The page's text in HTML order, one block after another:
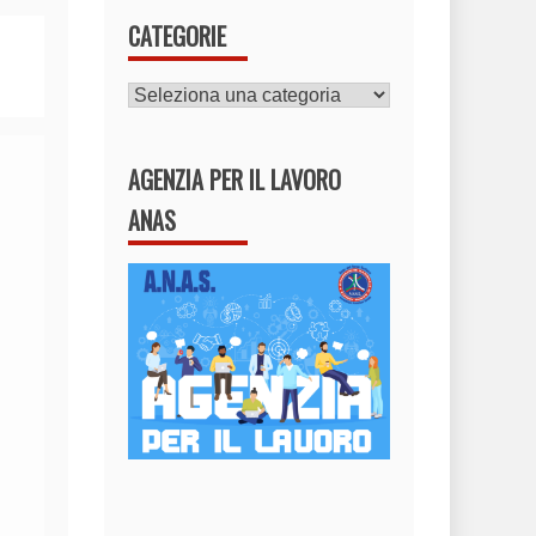
CATEGORIE
CATEGORIE
AGENZIA PER IL LAVORO
ANAS